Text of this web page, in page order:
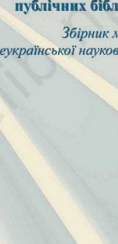
бібліотеки
установи
бібліотеки
правил RDA
проблем із
часу"